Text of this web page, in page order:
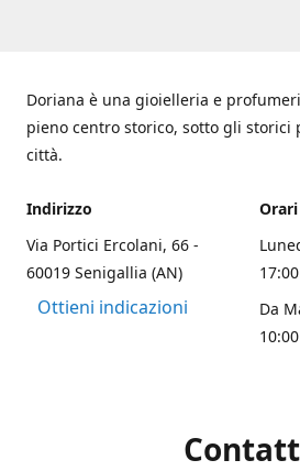
Doriana è una gioielleria e
pieno centro storico, sotto gli storici
città.
Indirizzo
Via Portici Ercolani, 66 -
60019 Senigallia (AN)
Ottieni indicazioni
Da